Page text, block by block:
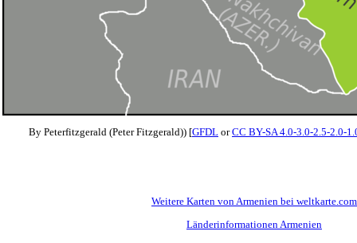
By Peterfitzgerald (Peter Fitzgerald)) [GFDL orCC BY-SA 4.0-3.0-2.5-2.0-
Weitere Karten von Armenien bei weltkarte.com
Länderinformationen Armenien